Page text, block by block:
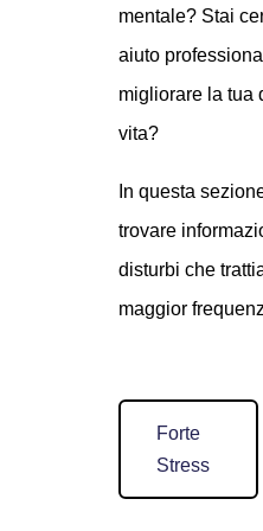
mentale? Stai
aiuto
migliorare la tua
vita?
In questa
trovare
disturbi che
maggior
Forte
Stress